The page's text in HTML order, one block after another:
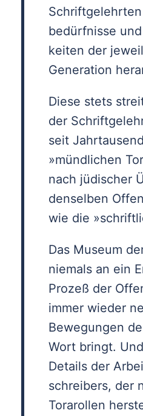
bedürfnisse
keiten der
Generation
Diese stets
der
seit
»mündlichen
nach jüdischer
denselben
wie die
Das Museum
niemals an ein
Prozeß der
immer wieder
Bewegungen
Wort bringt.
Details der
schreibers, der
Torarollen